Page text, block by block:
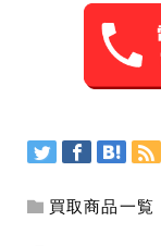
買取商品一覧